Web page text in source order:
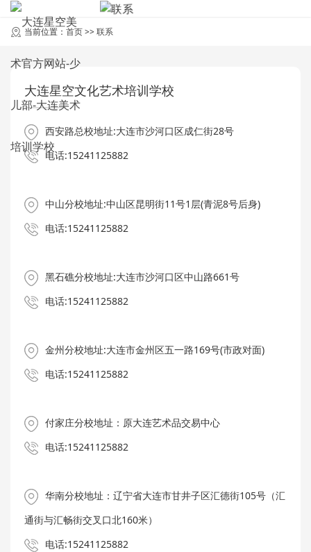
当前位置： 首页>>联系
大连星空文化艺术培训学校
西安路总校地址:大连市沙河口区成仁街28号
电话:15241125882
中山分校地址:中山区昆明街11号1层(青泥8号后身)
电话:15241125882
黑石礁分校地址:大连市沙河口区中山路661号
电话:15241125882
金州分校地址:大连市金州区五一路169号(市政对面)
电话:15241125882
付家庄分校地址：原大连艺术品交易中心
电话:15241125882
华南分校地址：辽宁省大连市甘井子区汇德街105号（汇
通街与汇畅街交叉口北160米）
电话:15241125882